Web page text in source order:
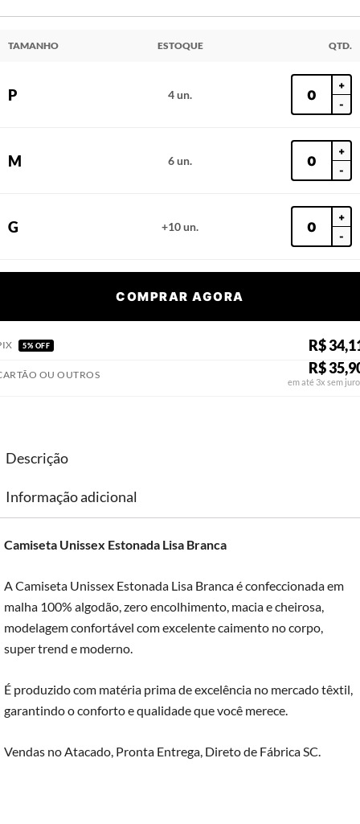
TAMANHO ESTOQUE QTD.
P 4 un.
+
-
M 6 un.
+
-
G +10 un.
+
-
COMPRAR AGORA
5% OFF R$
OU OUTROS R$
em até 3x sem
Descrição
Informação adicional
Camiseta Unissex Estonada Lisa Branca
A Camiseta Unissex Estonada Lisa Branca é confeccionada em
malha 100% algodão, zero encolhimento, macia e cheirosa,
modelagem confortável com excelente caimento no corpo,
super trend e moderno.
É produzido com matéria prima de excelência no mercado têxtil,
garantindo o conforto e qualidade que você merece.
Vendas no Atacado, Pronta Entrega, Direto de Fábrica SC.